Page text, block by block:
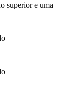
superior e uma